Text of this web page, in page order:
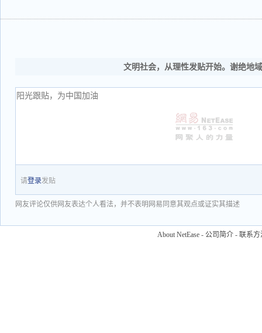
文明社会，从理性发贴开始。谢绝地
请登录发贴
网友评论仅供网友表达个人看法，并不表明网易同意其观点或证实其描述
About NetEase - 公司简介 - 联系方